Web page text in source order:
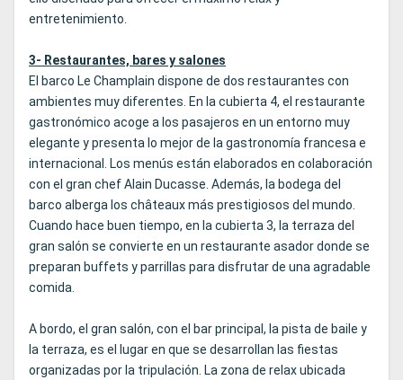
entretenimiento.
3- Restaurantes, bares y salones
El barco Le Champlain dispone de dos restaurantes con
ambientes muy diferentes. En la cubierta 4, el restaurante
gastronómico acoge a los pasajeros en un entorno muy
elegante y presenta lo mejor de la gastronomía francesa e
internacional. Los menús están elaborados en colaboración
con el gran chef Alain Ducasse. Además, la bodega del
barco alberga los châteaux más prestigiosos del mundo.
Cuando hace buen tiempo, en la cubierta 3, la terraza del
gran salón se convierte en un restaurante asador donde se
preparan buffets y parrillas para disfrutar de una agradable
comida.
A bordo, el gran salón, con el bar principal, la pista de baile y
la terraza, es el lugar en que se desarrollan las fiestas
organizadas por la tripulación. La zona de relax ubicada